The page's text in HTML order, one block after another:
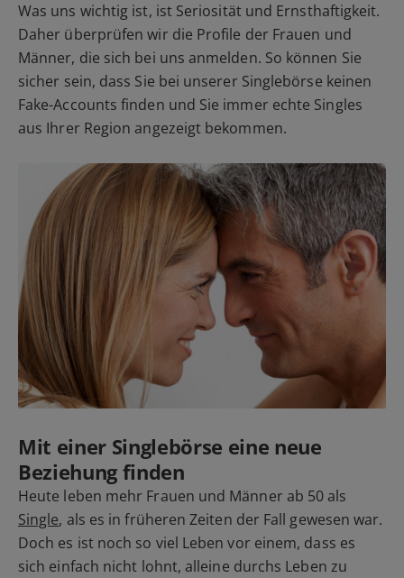
Was uns wichtig ist, ist Seriosität und Ernsthaftigkeit.
Daher überprüfen wir die Profile der Frauen und
Männer, die sich bei uns anmelden. So können Sie
sicher sein, dass Sie bei unserer Singlebörse keinen
Fake-Accounts finden und Sie immer echte Singles
aus Ihrer Region angezeigt bekommen.
Mit einer Singlebörse eine neue
Beziehung finden
Heute leben mehr Frauen und Männer ab 50 als
Single, als es in früheren Zeiten der Fall gewesen war.
Doch es ist noch so viel Leben vor einem, dass es
sich einfach nicht lohnt, alleine durchs Leben zu